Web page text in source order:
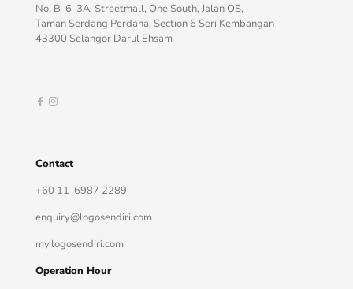
No. B-6-3A, Streetmall, One South, Jalan OS,
Taman Serdang Perdana, Section 6 Seri Kembangan
43300 Selangor Darul Ehsam
Contact
+60 11-6987 2289
enquiry@logosendiri.com
my.logosendiri.com
Operation Hour